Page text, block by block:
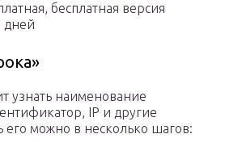
бесплатная версия
дней
узнать наименование
IP и другие
его можно в несколько шагов: